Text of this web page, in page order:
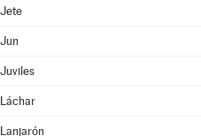
Jete
Jun
Juviles
Láchar
Lanjarón